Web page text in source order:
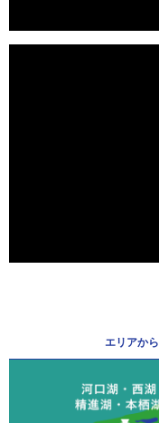
エリアから